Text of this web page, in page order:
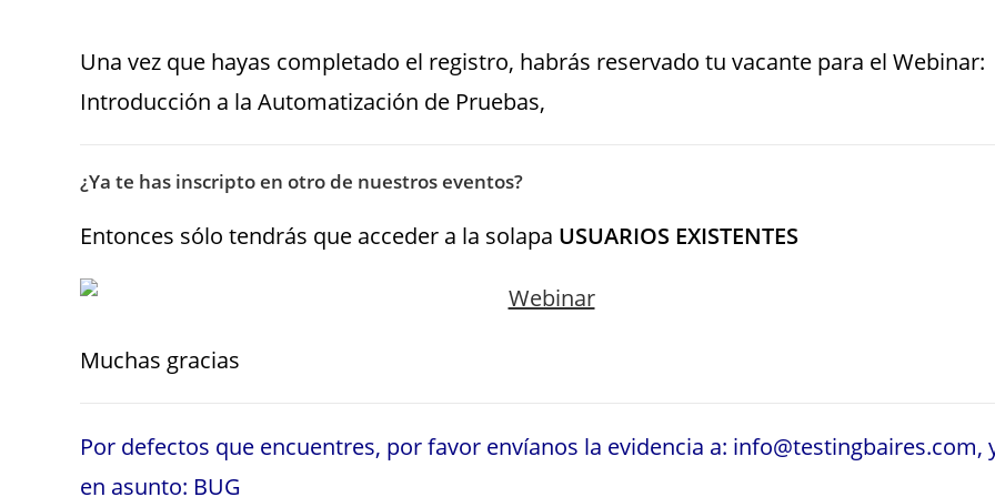
Una vez que hayas completado el registro, habrás reservado tu vacante para el Webinar:
Introducción a la Automatización de Pruebas,
¿Ya te has inscripto en otro de nuestros eventos?
Entonces sólo tendrás que acceder a la solapa USUARIOS EXISTENTES
Muchas gracias
Por defectos que encuentres, por favor envíanos la evidencia a: info@testingbaires.com,
en asunto: BUG